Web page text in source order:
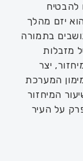
להבטיח
יזם מהלך
בתמורה
מזבלות
יצר
המערכת
המיחזור
בפרק על העיר